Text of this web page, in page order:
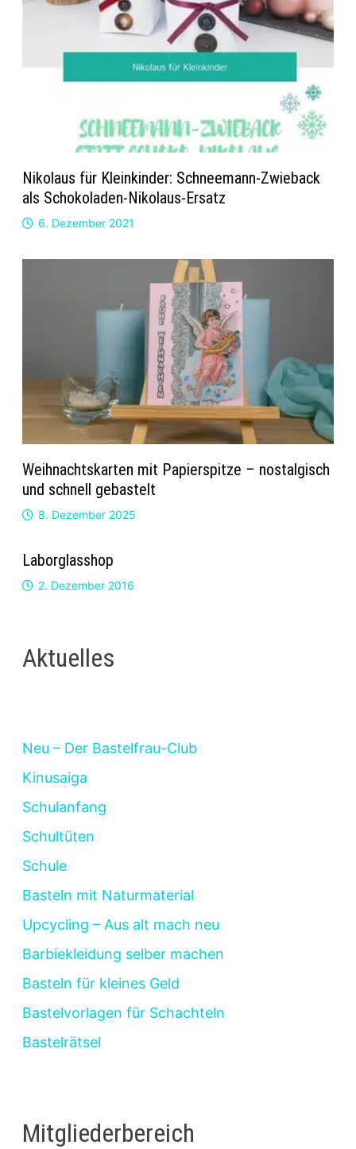
Nikolaus für Kleinkinder: Schneemann-Zwieback
als Schokoladen-Nikolaus-Ersatz
6. Dezember 2021
Weihnachtskarten mit Papierspitze – nostalgisch
und schnell gebastelt
8. Dezember 2025
Laborglasshop
2. Dezember 2016
Aktuelles
Neu – Der Bastelfrau-Club
Kinusaiga
Schulanfang
Schultüten
Schule
Basteln mit Naturmaterial
Upcycling – Aus alt mach neu
Barbiekleidung selber machen
Basteln für kleines Geld
Bastelvorlagen für Schachteln
Bastelrätsel
Mitgliederbereich